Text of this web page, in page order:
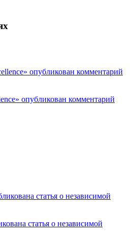
опубликован комментарий
статья о независимой